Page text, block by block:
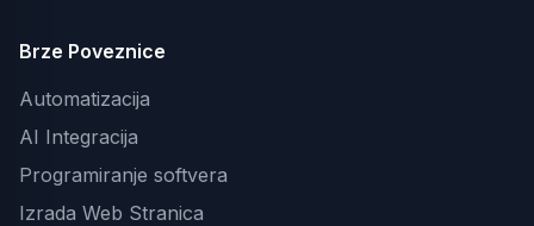
Brze Poveznice
Automatizacija
AI Integracija
Programiranje softvera
Izrada Web Stranica